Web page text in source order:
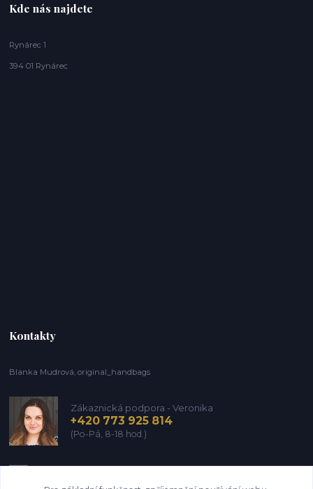
Kde nás najdete
Rynárec 1
394 01 Rynárec
Kontakty
Blanka Mudrová, original_handbags
Zákaznická podpora - Veronika
+420 773 925 814
(Po-Pá, 8-18 hod.)